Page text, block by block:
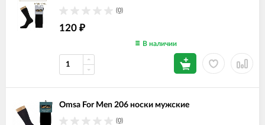
(0)
120 ₽
В наличии
Omsa For Men 206 носки мужские
(0)